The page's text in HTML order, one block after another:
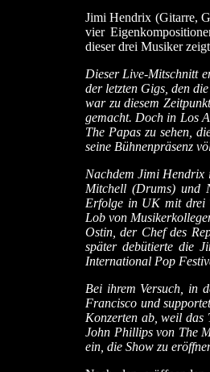
Jimi Hendrix (Gitarre,
vier
dieser drei Musiker
Dieser Live-Mitschnitt
der letzten Gigs, den
war zu diesem
gemacht. Doch in Los
The Papas zu sehen,
seine Bühnenpräsenz
Nachdem Jimi Hendrix
Mitchell (Drums) und
Erfolge in UK mit drei
Lob von
Ostin, der Chef des
später debütierte die
International Pop
Bei ihrem Versuch, in
Francisco und
Konzerten ab, weil das
John Phillips von The
ein, die Show zu